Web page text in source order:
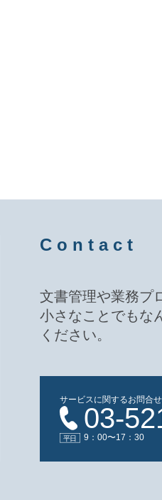
C o n t a c t
文書管理や業務プ
小さなことでもな
ください。
サービスに関するお問合
03-
9：00〜17：30